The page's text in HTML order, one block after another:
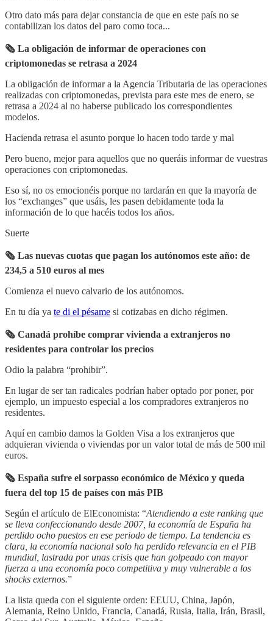
Otro dato más para dejar constancia de que en este país no se
contabilizan los datos del paro como toca...
🗞 La obligación de informar de operaciones con
criptomonedas se retrasa a 2024
La obligación de informar a la Agencia Tributaria de las operaciones
realizadas con criptomonedas, prevista para este mes de enero, se
retrasa a 2024 al no haberse publicado los correspondientes
modelos.
Hacienda retrasa el asunto porque lo hacen todo tarde y mal
Pero bueno, mejor para aquellos que no queráis informar de vuestras
operaciones con criptomonedas.
Eso sí, no os emocionéis porque no tardarán en que la mayoría de
los “exchanges” que usáis, les pasen debidamente toda la
información de lo que hacéis todos los años.
Suerte
🗞 Las nuevas cuotas que pagan los autónomos este año: de
234,5 a 510 euros al mes
Comienza el nuevo calvario de los autónomos.
En tu día ya te di el pésame si cotizabas en dicho régimen.
🗞 Canadá prohíbe comprar vivienda a extranjeros no
residentes para controlar los precios
Odio la palabra “prohibir”.
En lugar de ser tan radicales podrían haber optado por poner, por
ejemplo, un impuesto especial a los compradores extranjeros no
residentes.
Aquí en cambio damos la Golden Visa a los extranjeros que
adquieran vivienda o viviendas por un valor total de más de 500 mil
euros.
🗞 España sufre el sorpasso económico de México y queda
fuera del top 15 de países con más PIB
Según el artículo de ElEconomista: “Atendiendo a este ranking que
se lleva confeccionando desde 2007, la economía de España ha
perdido ocho puestos en ese periodo de tiempo. La tendencia es
clara, la economía nacional solo ha perdido relevancia en el PIB
mundial, lastrada por unas crisis que han golpeado con mayor
fuerza a una economía poco competitiva y muy vulnerable a los
shocks externos.”
La lista queda con el siguiente orden: EEUU, China, Japón,
Alemania, Reino Unido, Francia, Canadá, Rusia, Italia, Irán, Brasil,